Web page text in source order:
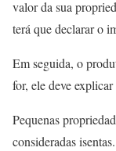
valor da sua
terá que declarar o
Em seguida, o
for, ele deve
Pequenas
consideradas